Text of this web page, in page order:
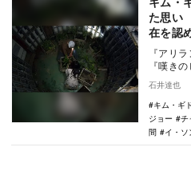
た思い
在を認
『アリ
『嘆き
数々の
界の異端
石井達也
キム・ギ
ジョー
チ
間
イ・ソ